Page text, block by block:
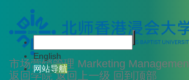
市场营销管理 Marketing
返回学院 返回上一级 回到顶部
English
网站导航
关于我们
专业简介
师资队伍
教学人员